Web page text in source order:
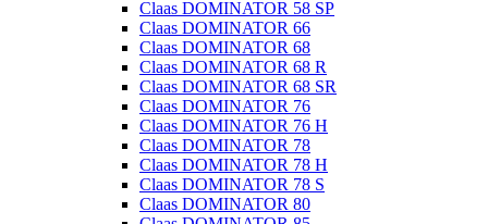
Claas DOMINATOR 58 SP
Claas DOMINATOR 66
Claas DOMINATOR 68
Claas DOMINATOR 68 R
Claas DOMINATOR 68 SR
Claas DOMINATOR 76
Claas DOMINATOR 76 H
Claas DOMINATOR 78
Claas DOMINATOR 78 H
Claas DOMINATOR 78 S
Claas DOMINATOR 80